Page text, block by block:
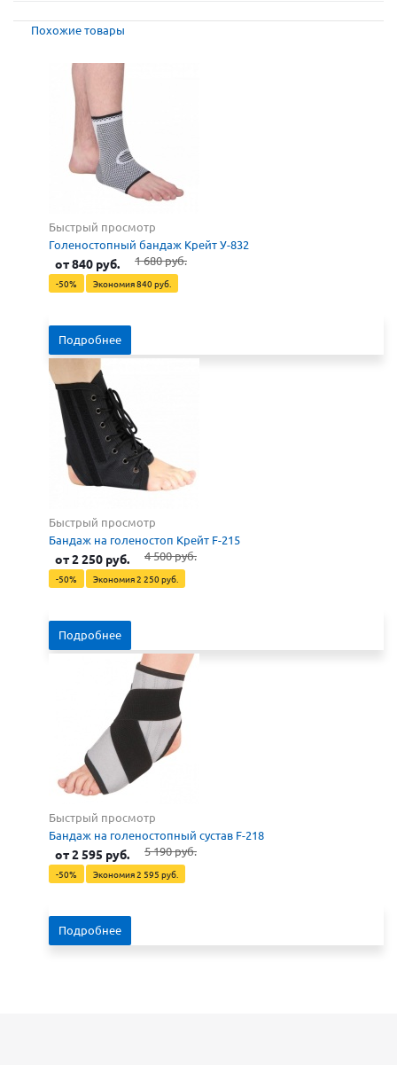
Похожие товары
Быстрый просмотр
Голеностопный бандаж Крейт У-832
от840 руб. 1 680 руб.
-50% Экономия840 руб.
Подробнее
Быстрый просмотр
Бандаж на голеностоп Крейт F-215
от2 250 руб. 4 500 руб.
-50% Экономия2 250 руб.
Подробнее
Быстрый просмотр
Бандаж на голеностопный сустав F-218
от2 595 руб. 5 190 руб.
-50% Экономия2 595 руб.
Подробнее